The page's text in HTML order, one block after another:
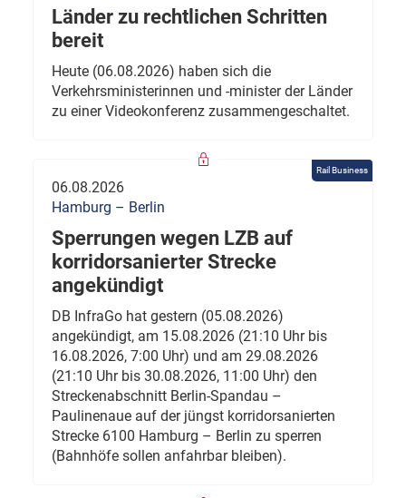
Länder zu rechtlichen Schritten
bereit
Heute (06.08.2026) haben sich die
Verkehrsministerinnen und -minister der Länder
zu einer Videokonferenz zusammengeschaltet.
Rail Business
06.08.2026
Hamburg – Berlin
Sperrungen wegen LZB auf
korridorsanierter Strecke
angekündigt
DB InfraGo hat gestern (05.08.2026)
angekündigt, am 15.08.2026 (21:10 Uhr bis
16.08.2026, 7:00 Uhr) und am 29.08.2026
(21:10 Uhr bis 30.08.2026, 11:00 Uhr) den
Streckenabschnitt Berlin-Spandau –
Paulinenaue auf der jüngst korridorsanierten
Strecke 6100 Hamburg – Berlin zu sperren
(Bahnhöfe sollen anfahrbar bleiben).